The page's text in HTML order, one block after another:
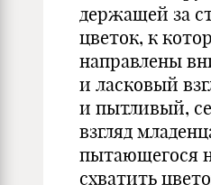
держащей за
цветок, к
направлены
и ласковый
и пытливый,
взгляд
пытающегося
схватить